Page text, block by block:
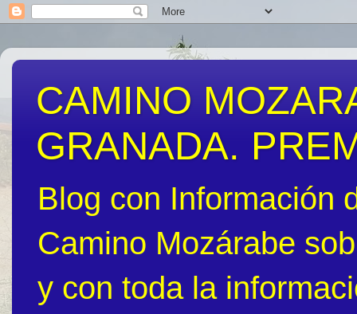
CAMINO
GRANADA.
Blog con Información
Camino Mozárabe
y con toda la